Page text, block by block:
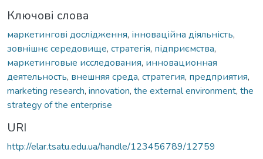
Ключові слова
маркетингові дослідження, інноваційна діяльність,
зовнішнє середовище, стратегія, підприємства,
маркетинговые исследования, инновационная
деятельность, внешняя среда, стратегия, предприятия,
marketing research, innovation, the external environment, the
strategy of the enterprise
URI
http://elar.tsatu.edu.ua/handle/123456789/12759